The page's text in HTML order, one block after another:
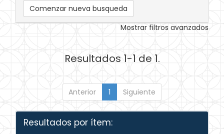
Comenzar nueva busqueda
Mostrar filtros avanzados
Resultados 1-1 de 1.
Anterior 1 Siguiente
Resultados por ítem: